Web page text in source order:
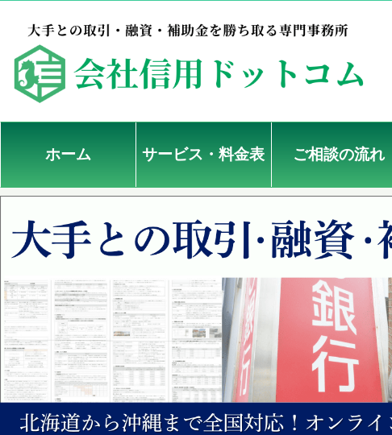
ホーム サービス・料金表 ご相談の流れ